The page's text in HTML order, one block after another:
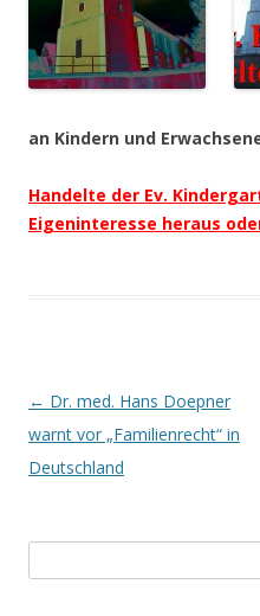
an Kindern und
Handelte der Ev.
Eigeninteresse heraus
Beitrags-
Navigation
← Dr. med. Hans Doepner
warnt vor „Familienrecht“ in
Deutschland
nach: